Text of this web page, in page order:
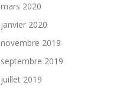
mars 2020
janvier 2020
novembre 2019
septembre 2019
juillet 2019